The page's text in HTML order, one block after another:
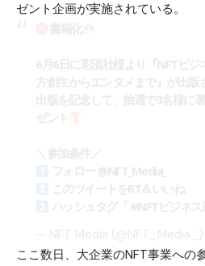
ゼント企画が実施されている。
ここ数日、大企業のNFT事業への